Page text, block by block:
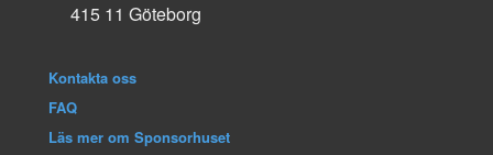
415 11 Göteborg
Kontakta oss
FAQ
Läs mer om Sponsorhuset